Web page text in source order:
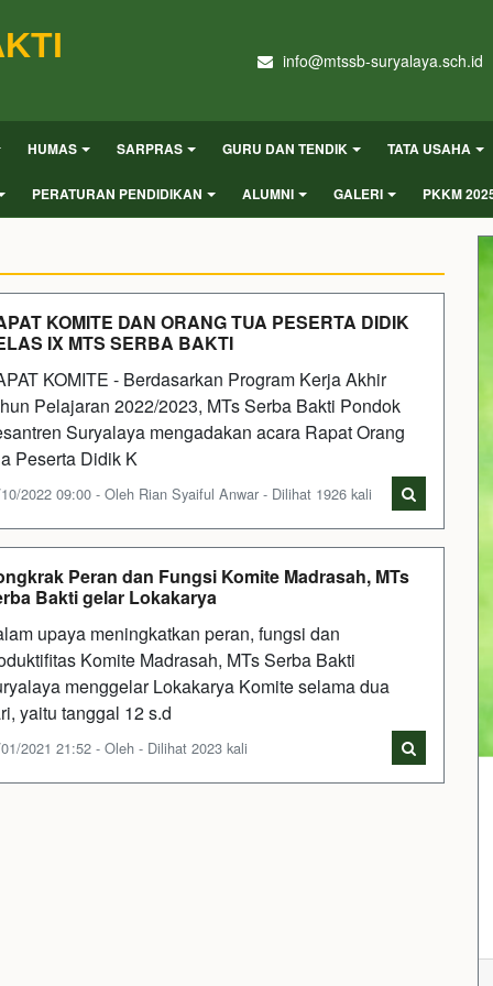
info@mtssb-suryalaya.sch.id
HUMAS SARPRAS GURU DAN TENDIK TATA USAHA
PERATURAN PENDIDIKAN ALUMNI GALERI PKKM
KOMITE DAN ORANG TUA PESERTA DIDIK
IX MTS SERBA BAKTI
KOMITE - Berdasarkan Program Kerja Akhir
Pelajaran 2022/2023, MTs Serba Bakti Pondok
Suryalaya mengadakan acara Rapat Orang
Peserta Didik K
2022 09:00 - Oleh Rian Syaiful Anwar - Dilihat 1926 kali
Peran dan Fungsi Komite Madrasah, MTs
Bakti gelar Lokakarya
upaya meningkatkan peran, fungsi dan
Komite Madrasah, MTs Serba Bakti
menggelar Lokakarya Komite selama dua
yaitu tanggal 12 s.d
2021 21:52 - Oleh - Dilihat 2023 kali